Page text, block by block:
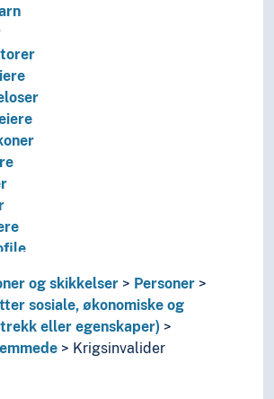
(Folk)
og skikkelser
Personer
sosiale, økonomiske og
eller egenskaper)
Krigsinvalider